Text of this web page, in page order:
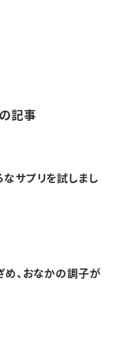
記事
なサプリを試しまし
め、おなかの調子が